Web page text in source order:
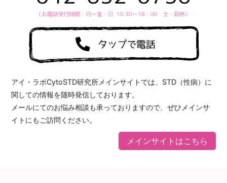
アイ・ラボCytoSTD研究所メインサイトでは、STD（性病）に
関しての情報を随時発信しております。
メールにてのお悩み相談も承っておりますので、ぜひメインサ
イトにもご訪問ください。
メインサイトはこちら